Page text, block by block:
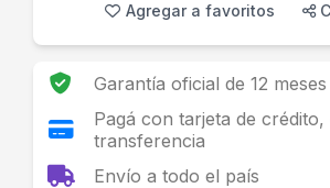
Agregar a favoritos
Garantía oficial de 12 meses
Pagá con tarjeta de crédito,
transferencia
Envío a todo el país